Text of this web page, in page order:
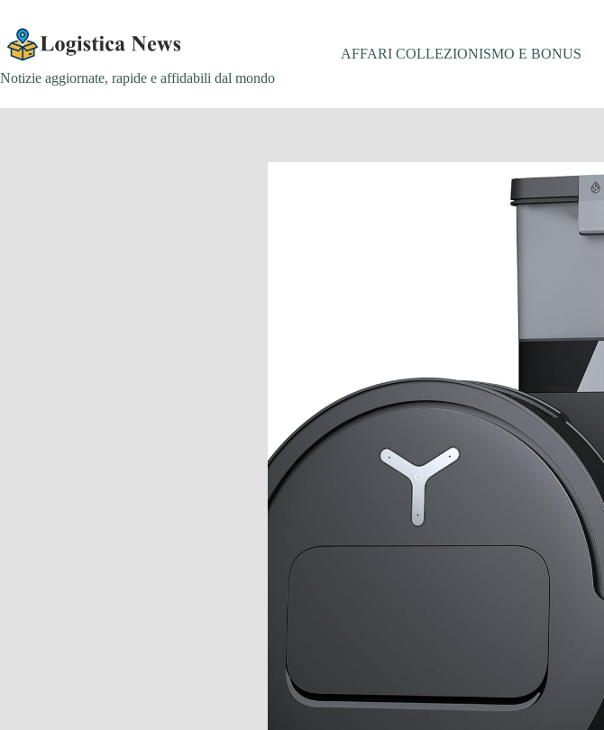
contenuto
Notizie aggiornate, rapide e affidabili dal mondo
AFFARI COLLEZIONISMO E BONUS